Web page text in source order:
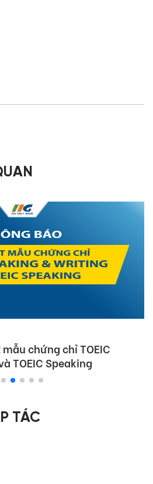
chứng chỉ TOEIC
TOEIC Speaking
TÁC